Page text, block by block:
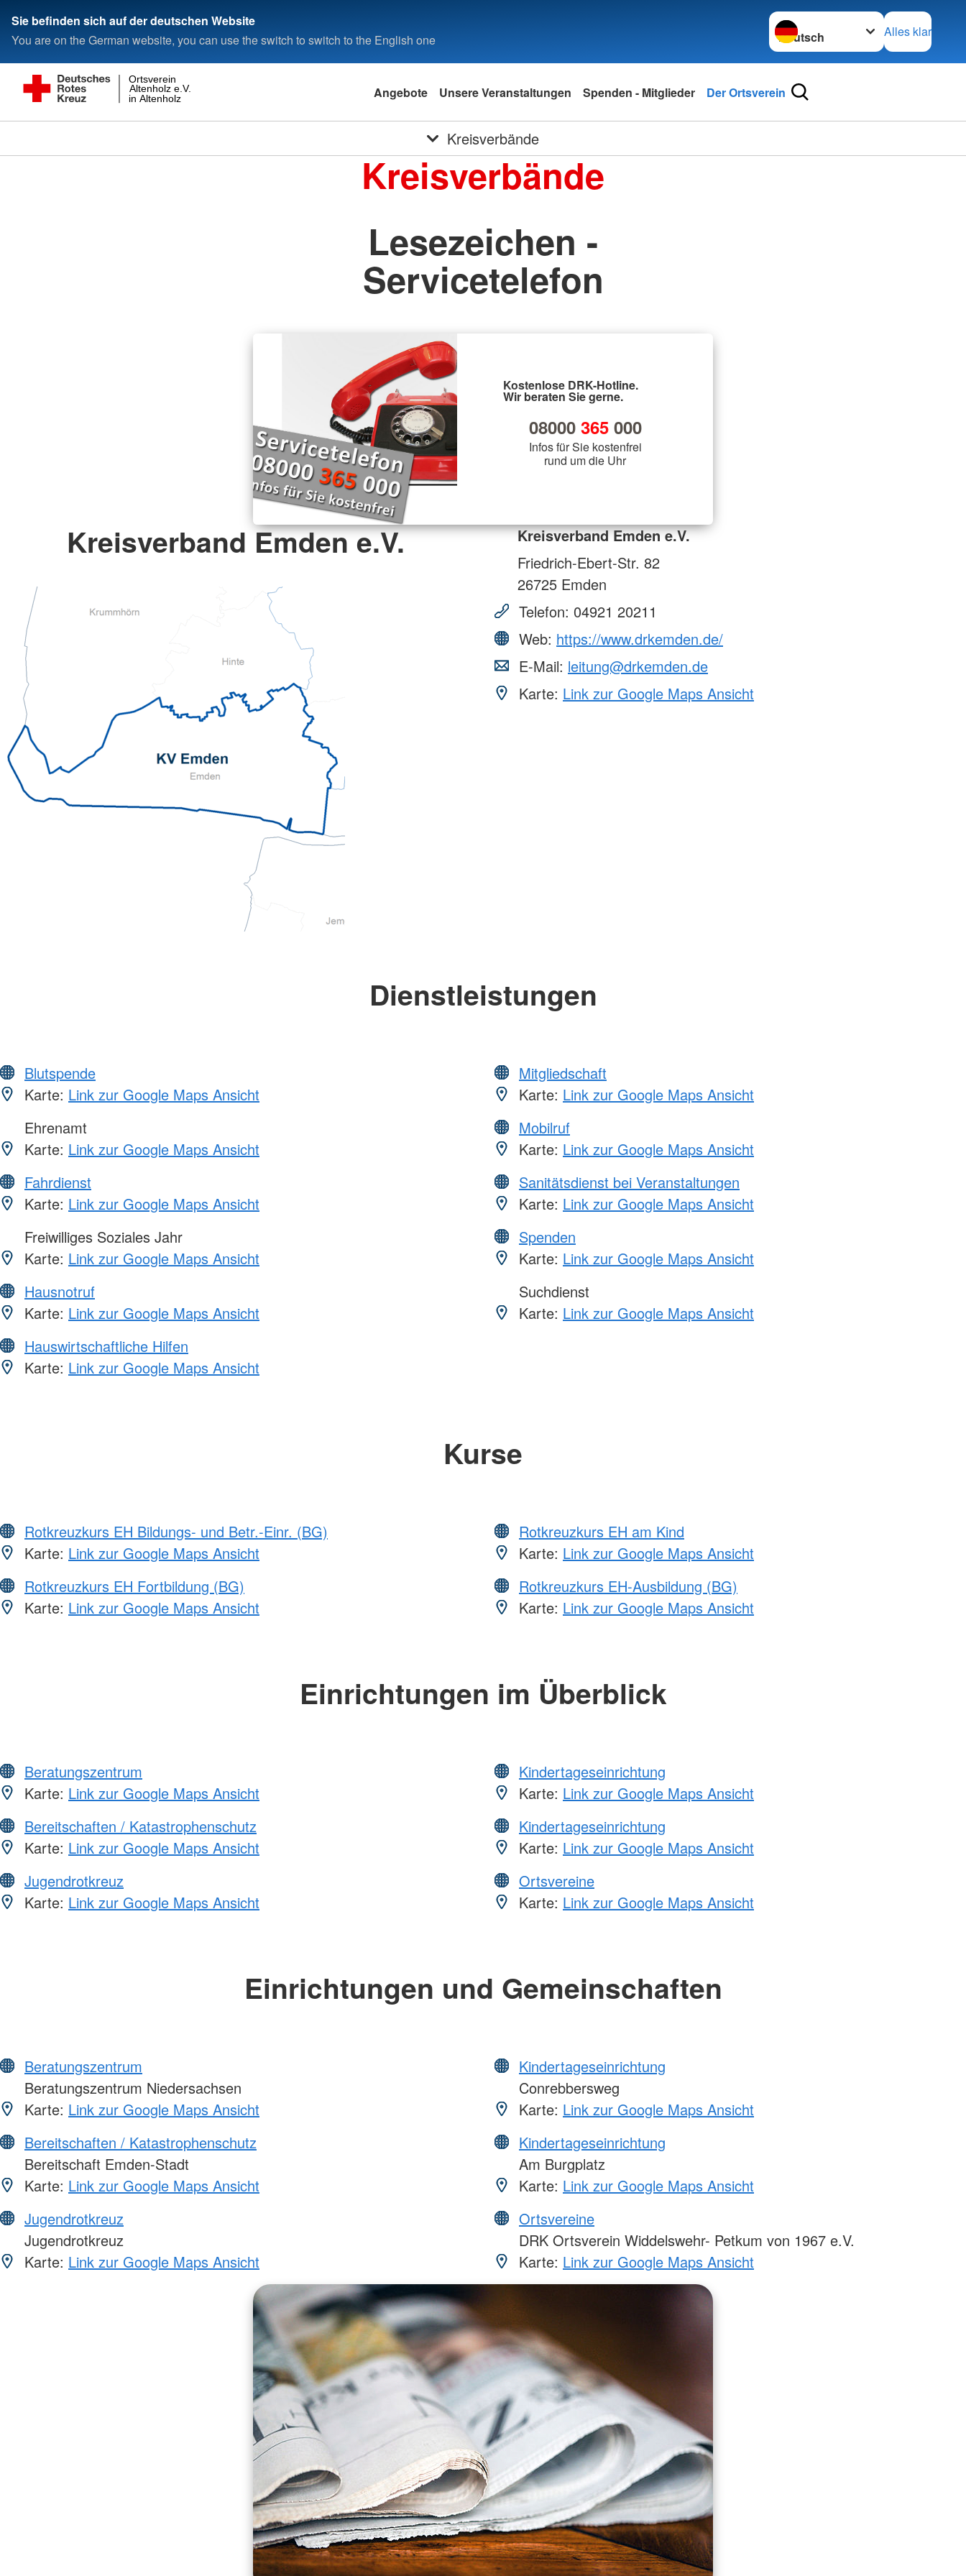
Sie befinden sich auf der deutschen Website
You are on the German website, you can use the switch to switch to the English one
Sprache wechseln zu
Alles klar
in Altenholz
Altenholz e.V.
Ortsverein
Angebote Unsere Veranstaltungen Spenden - Mitglieder Der Ortsverein
Kreisverbände
Kreisverbände
Lesezeichen -
Servicetelefon
Kostenlose DRK-Hotline.
Wir beraten Sie gerne.
08000 365000
Infos für Sie kostenfrei
rund um die Uhr
Kreisverband Emden e.V.
Kreisverband Emden e.V.
Friedrich-Ebert-Str. 82
26725 Emden
Telefon: 04921 20211
Web: https://www.drkemden.de/
E-Mail: leitung@drkemden.de
Karte: Link zur Google Maps Ansicht
Dienstleistungen
Blutspende
Karte: Link zur Google Maps Ansicht
Ehrenamt
Karte: Link zur Google Maps Ansicht
Fahrdienst
Karte: Link zur Google Maps Ansicht
Freiwilliges Soziales Jahr
Karte: Link zur Google Maps Ansicht
Hausnotruf
Karte: Link zur Google Maps Ansicht
Hauswirtschaftliche Hilfen
Karte: Link zur Google Maps Ansicht
Mitgliedschaft
Karte: Link zur Google Maps Ansicht
Mobilruf
Karte: Link zur Google Maps Ansicht
Sanitätsdienst bei Veranstaltungen
Karte: Link zur Google Maps Ansicht
Spenden
Karte: Link zur Google Maps Ansicht
Suchdienst
Karte: Link zur Google Maps Ansicht
Kurse
Rotkreuzkurs EH Bildungs- und Betr.-Einr. (BG)
Karte: Link zur Google Maps Ansicht
Rotkreuzkurs EH Fortbildung (BG)
Karte: Link zur Google Maps Ansicht
Rotkreuzkurs EH am Kind
Karte: Link zur Google Maps Ansicht
Rotkreuzkurs EH-Ausbildung (BG)
Karte: Link zur Google Maps Ansicht
Einrichtungen im Überblick
Beratungszentrum
Karte: Link zur Google Maps Ansicht
Bereitschaften / Katastrophenschutz
Karte: Link zur Google Maps Ansicht
Jugendrotkreuz
Karte: Link zur Google Maps Ansicht
Kindertageseinrichtung
Karte: Link zur Google Maps Ansicht
Kindertageseinrichtung
Karte: Link zur Google Maps Ansicht
Ortsvereine
Karte: Link zur Google Maps Ansicht
Einrichtungen und Gemeinschaften
Beratungszentrum
Beratungszentrum Niedersachsen
Karte: Link zur Google Maps Ansicht
Bereitschaften / Katastrophenschutz
Bereitschaft Emden-Stadt
Karte: Link zur Google Maps Ansicht
Jugendrotkreuz
Jugendrotkreuz
Karte: Link zur Google Maps Ansicht
Kindertageseinrichtung
Conrebbersweg
Karte: Link zur Google Maps Ansicht
Kindertageseinrichtung
Am Burgplatz
Karte: Link zur Google Maps Ansicht
Ortsvereine
DRK Ortsverein Widdelswehr- Petkum von 1967 e.V.
Karte: Link zur Google Maps Ansicht